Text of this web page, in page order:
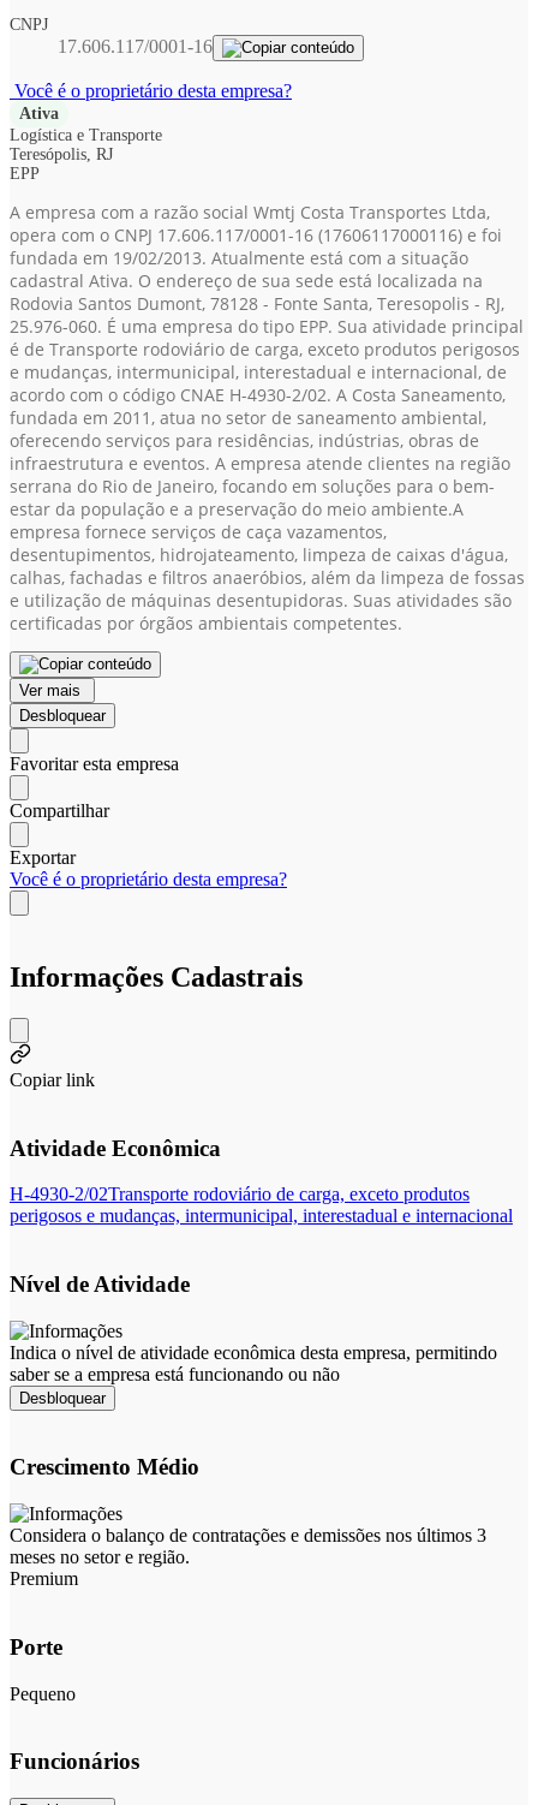
CNPJ
17.606.117/0001-16
Você é o proprietário desta empresa?
Ativa
Logística e Transporte
Teresópolis, RJ
EPP
A empresa com a razão social Wmtj Costa Transportes Ltda,
opera com o CNPJ 17.606.117/0001-16 (17606117000116) e foi
fundada em 19/02/2013. Atualmente está com a situação
cadastral Ativa. O endereço de sua sede está localizada na
Rodovia Santos Dumont, 78128 - Fonte Santa, Teresopolis - RJ,
25.976-060. É uma empresa do tipo EPP. Sua atividade principal
é de Transporte rodoviário de carga, exceto produtos perigosos
e mudanças, intermunicipal, interestadual e internacional, de
acordo com o código CNAE H-4930-2/02. A Costa Saneamento,
fundada em 2011, atua no setor de saneamento ambiental,
oferecendo serviços para residências, indústrias, obras de
infraestrutura e eventos. A empresa atende clientes na região
serrana do Rio de Janeiro, focando em soluções para o bem-
estar da população e a preservação do meio ambiente.A
empresa fornece serviços de caça vazamentos,
desentupimentos, hidrojateamento, limpeza de caixas d'água,
calhas, fachadas e filtros anaeróbios, além da limpeza de fossas
e utilização de máquinas desentupidoras. Suas atividades são
certificadas por órgãos ambientais competentes.
Ver mais
Desbloquear
Favoritar esta empresa
Compartilhar
Exportar
Você é o proprietário desta empresa?
Informações Cadastrais
Copiar link
Atividade Econômica
H-4930-2/02Transporte rodoviário de carga, exceto produtos
perigosos e mudanças, intermunicipal, interestadual e internacional
Nível de Atividade
Indica o nível de atividade econômica desta empresa, permitindo
saber se a empresa está funcionando ou não
Desbloquear
Crescimento Médio
Considera o balanço de contratações e demissões nos últimos 3
meses no setor e região.
Premium
Porte
Pequeno
Funcionários